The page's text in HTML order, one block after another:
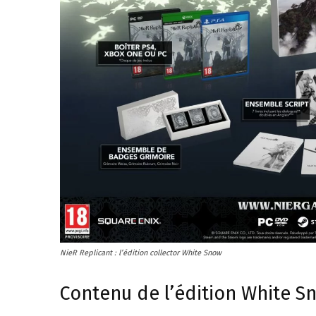
NieR Replicant : l’édition collector White Snow
Contenu de l’édition White